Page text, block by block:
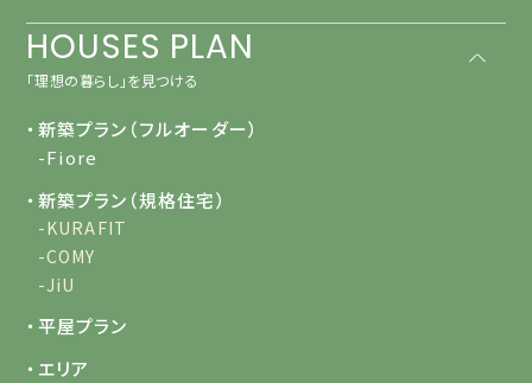
HOUSES PLAN
「理想の暮らし」を見つける
・新築プラン（フルオーダー）
-Fiore
・新築プラン（規格住宅）
-KURAFIT
-COMY
-JiU
・平屋プラン
・エリア